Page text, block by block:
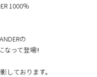
1000％
の
なって登場!!
しております。